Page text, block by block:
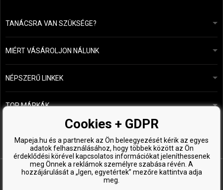
TANÁCSRA VAN SZÜKSÉGE?info@mapeja.hu
24 órán belül válaszolunk.
MIÉRT VÁSÁROLJON NÁLUNK
Általános szerződési feltételek (ÁSZF)
Személyes adatok védelme
Fizetési és szállítási áttekintés
Áru visszaküldése
NÉPSZERŰ LINKEK
A mi történetünk
TOP MÁRKÁK
Kérastase
O&M
Paul Mitchell
Wella Professionals
Zenz Organic
Cookies + GDPR
Mapeja.hu és a partnerek az Ön beleegyezését kérik az egyes
adatok felhasználásához, hogy többek között az Ön
érdeklődési körével kapcsolatos információkat jeleníthessenek
meg Önnek a reklámok személyre szabása révén. A
hozzájárulását a „Igen, egyetértek” mezőre kattintva adja
meg.